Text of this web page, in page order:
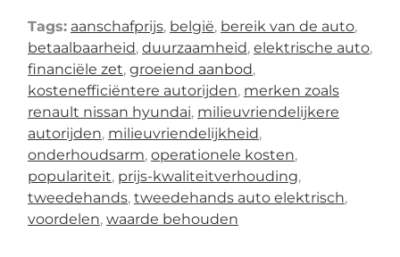
Tags: aanschafprijs, belgië, bereik van de auto,
betaalbaarheid, duurzaamheid, elektrische auto,
financiële zet, groeiend aanbod,
kostenefficiëntere autorijden, merken zoals
renault nissan hyundai, milieuvriendelijkere
autorijden, milieuvriendelijkheid,
onderhoudsarm, operationele kosten,
populariteit, prijs-kwaliteitverhouding,
tweedehands, tweedehands auto elektrisch,
voordelen, waarde behouden